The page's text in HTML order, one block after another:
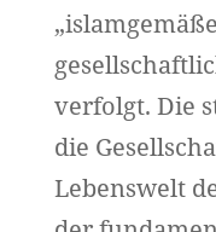
verfolgt. Die
die
Lebenswelt